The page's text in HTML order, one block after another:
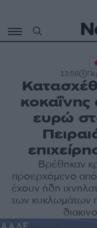
περιεχόμενο
13:56
κοκαΐνης
ευρώ
Βρέθηκαν
προερχόμενο
έχουν ήδη
των κυκλωμάτων